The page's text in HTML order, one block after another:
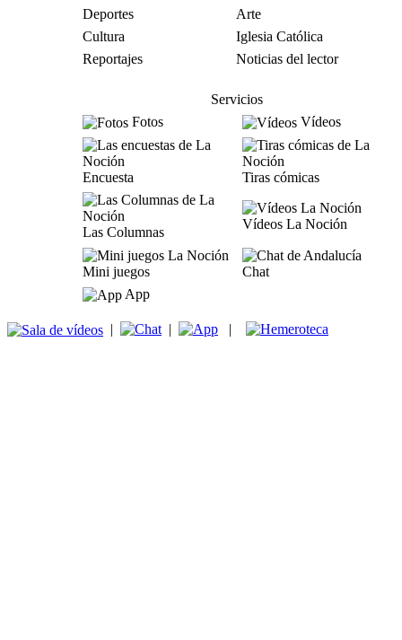
Deportes
Arte
Cultura
Iglesia Católica
Reportajes
Noticias del lector
Servicios
Fotos
Vídeos
Encuesta Tiras cómicas
Las Columnas
Vídeos La Noción
Mini juegos
Chat
App
| | |